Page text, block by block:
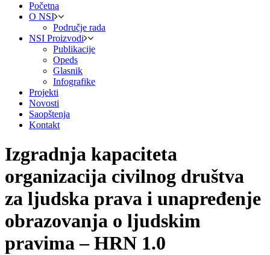
Početna
O NSI
Područje rada
NSI Proizvodi
Publikacije
Opeds
Glasnik
Infografike
Projekti
Novosti
Saopštenja
Kontakt
Izgradnja kapaciteta
organizacija civilnog društva
za ljudska prava i unapređenje
obrazovanja o ljudskim
pravima – HRN 1.0